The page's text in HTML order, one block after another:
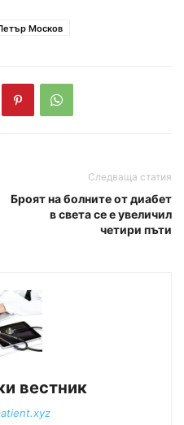
Москов
Следваща статия
Броят на болните от диабет
в света се е увеличил
четири пъти
вестник